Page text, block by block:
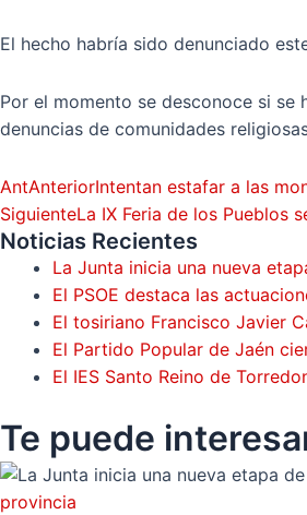
El hecho habría sido denunciado
Por el momento se desconoce si
denuncias de comunidades
AntAnteriorIntentan estafar a las
SiguienteLa IX Feria de los Pueblos
Noticias Recientes
La Junta inicia una nueva
El PSOE destaca las
El tosiriano Francisco Javier
El Partido Popular de Jaén
El IES Santo Reino de
Te puede
provincia